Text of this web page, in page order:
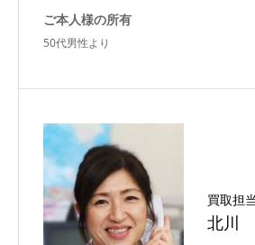
ご本人様の所有
50代男性より
買取担当
北川